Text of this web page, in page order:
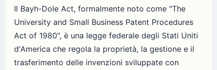
Il Bayh-Dole Act, formalmente noto come "The
University and Small Business Patent Procedures
Act of 1980", è una legge federale degli Stati Uniti
d'America che regola la proprietà, la gestione e il
trasferimento delle invenzioni sviluppate con